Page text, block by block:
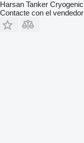
Harsan Tanker Cryogenic
Contacte con el vendedor